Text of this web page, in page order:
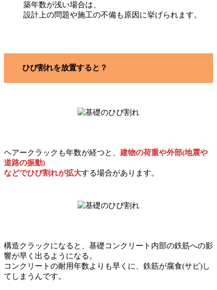
築年数が浅い場合は、
設計上の問題や施工の不備も原因に挙げられます。
ひび割れを放置すると？
ヘアークラックも年数が経つと、 建物の荷重や外部(地震や
道路の振動)
などでひび割れが拡大する場合があります。
構造クラックになると、基礎コンクリート内部の鉄筋への影
響が早く出るようになる。
コンクリートの耐用年数よりも早くに、鉄筋が腐食(サビ)し
てしまうんです。